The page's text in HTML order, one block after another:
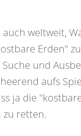
weltweit,
Erden"
und
aufs
ja die
retten.